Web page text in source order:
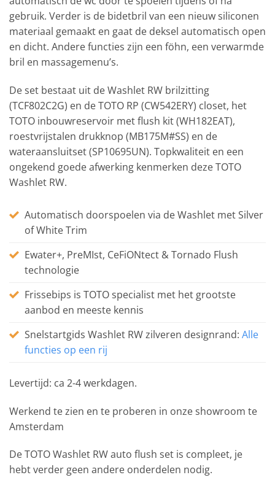
gebruik. Verder is de bidetbril van een nieuw siliconen
materiaal gemaakt en gaat de deksel automatisch open
en dicht. Andere functies zijn een föhn, een verwarmde
bril en massagemenu’s.
De set bestaat uit de Washlet RW brilzitting
(TCF802C2G) en de TOTO RP (CW542ERY) closet, het
TOTO inbouwreservoir met flush kit (WH182EAT),
roestvrijstalen drukknop (MB175M#SS) en de
wateraansluitset (SP10695UN). Topkwaliteit en een
ongekend goede afwerking kenmerken deze TOTO
Washlet RW.
Automatisch doorspoelen via de Washlet met Silver
of White Trim
Ewater+, PreMIst, CeFiONtect & Tornado Flush
technologie
Frissebips is TOTO specialist met het grootste
aanbod en meeste kennis
Snelstartgids Washlet RW zilveren designrand: Alle
functies op een rij
Levertijd: ca 2-4 werkdagen.
Werkend te zien en te proberen in onze showroom te
Amsterdam
De TOTO Washlet RW auto flush set is compleet, je
hebt verder geen andere onderdelen nodig.